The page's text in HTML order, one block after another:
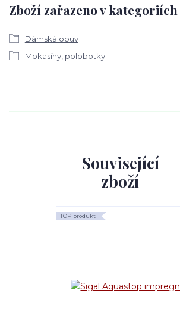
Zboží zařazeno v kategoriích
Dámská obuv
Mokasíny, polobotky
Související
zboží
TOP produkt